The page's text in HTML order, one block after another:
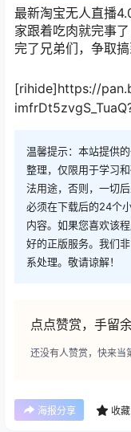
最新淘宝无人直播
家跟着吃肉就完事
完了兄弟们，争取搞
[rihide]https://
温馨提示：本站提供
整理，仅限用于学习
法用途，否则，一切
必须在下载后的24个
内容。如果您喜欢该
好的正版服务。我们
系处理。敬请谅解！
点点赞赏，手留
还没有人赞赏，快来当
海报分享 收藏